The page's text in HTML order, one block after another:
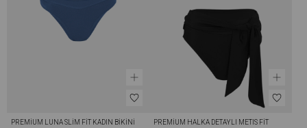
PREMIUM LUNA SLIM FIT KADIN BIKINI
PREMIUM HALKA DETAYLI METIS FIT